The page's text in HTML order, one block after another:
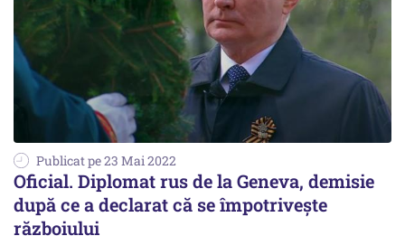
Publicat pe 23 Mai 2022
Oficial. Diplomat rus de la Geneva, demisie
după ce a declarat că se împotrivește
războiului